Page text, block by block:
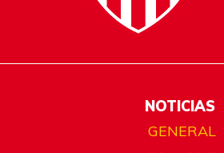
NOTICIAS
GENERAL